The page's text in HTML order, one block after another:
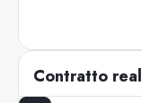
Contratto